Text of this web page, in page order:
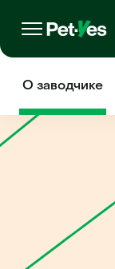
О заводчике